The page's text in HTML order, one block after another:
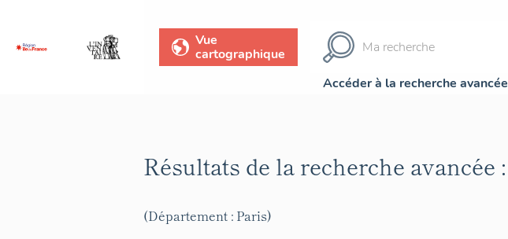
Vue
cartographique
Accéder à la recherche avancée
Résultats de la recherche avancée :
(Département : Paris)